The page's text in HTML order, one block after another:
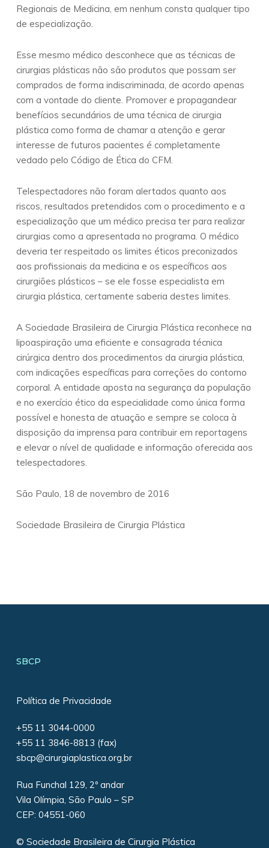
Regionais de Medicina, em nenhum consta qualquer tipo
de especialização.
Esse mesmo médico desconhece que as técnicas de
cirurgias plásticas não são produtos que possam ser
comprados de forma indiscriminada, de acordo apenas
com a vontade do cliente. Promover e propagandear
benefícios secundários de uma técnica de cirurgia
plástica como forma de chamar a atenção e gerar
interesse de futuros pacientes é completamente
vedado pelo Código de Ética do CFM.
Telespectadores não foram alertados quanto aos
riscos, resultados pretendidos com o procedimento e a
especialização que um médico precisa ter para realizar
cirurgias como a apresentada no programa. O médico
deveria ter respeitado os limites éticos preconizados
aos profissionais da medicina e os específicos aos
cirurgiões plásticos – se ele fosse especialista em
cirurgia plástica, certamente saberia destes limites.
A Sociedade Brasileira de Cirurgia Plástica reconhece na
lipoaspiração uma eficiente e consagrada técnica
cirúrgica dentro dos procedimentos da cirurgia plástica,
com indicações específicas para correções do contorno
corporal. A entidade aposta na segurança da população
e no exercício ético da especialidade como única forma
possível e honesta de atuação e sempre se coloca à
disposição da imprensa para contribuir em reportagens
e elevar o nível de qualidade e informação oferecida aos
telespectadores.
São Paulo, 18 de novembro de 2016
Sociedade Brasileira de Cirurgia Plástica
SBCP
Política de Privacidade
+55 11 3044-0000
+55 11 3846-8813 (fax)
sbcp@cirurgiaplastica.org.br
Rua Funchal 129, 2º andar
Vila Olímpia, São Paulo – SP
CEP: 04551-060
© Sociedade Brasileira de Cirurgia Plástica